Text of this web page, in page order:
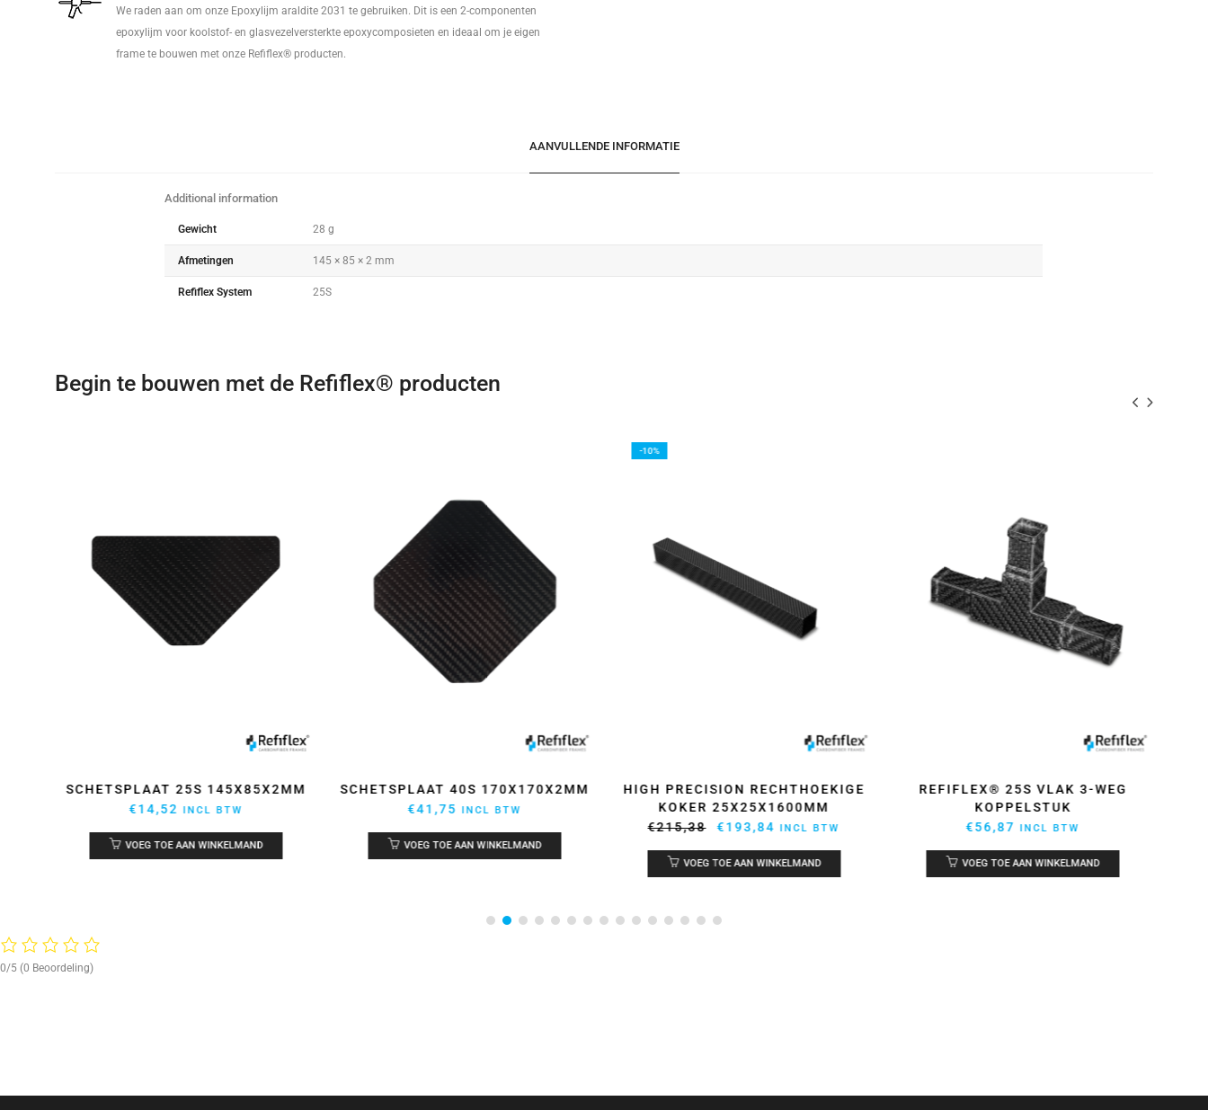
We raden aan om onze Epoxylijm araldite 2031 te gebruiken. Dit is een 2-componenten
epoxylijm voor koolstof- en glasvezelversterkte epoxycomposieten en ideaal om je eigen
frame te bouwen met onze Refiflex® producten.
AANVULLENDE INFORMATIE
Additional information
Gewicht 28 g
Afmetingen 145 × 85 × 2 mm
Refiflex System 25S
Begin te bouwen met de Refiflex® producten
SCHETSPLAAT 25S 145X85X2MM
€14,52 INCL BTW
VOEG TOE AAN WINKELMAND
SCHETSPLAAT 40S 170X170X2MM
€41,75 INCL BTW
VOEG TOE AAN WINKELMAND
-10%
HIGH PRECISION RECHTHOEKIGE
KOKER 25X25X1600MM
€215,38
Oorspronkelijke
prijs
was:
€193,84 Huidige
prijs
is:
INCL BTW
VOEG TOE AAN WINKELMAND
REFIFLEX® 25S VLAK 3-WEG
KOPPELSTUK
€56,87 INCL BTW
VOEG TOE AAN WINKELMAND
0/5 (0 Beoordeling)